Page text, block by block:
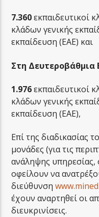
7.360εκπαιδευτικοί
κλάδων γενικής
εκπαίδευση (ΕΑΕ) και
Στη Δευτεροβάθμια
1.976εκπαιδευτικοί
κλάδων γενικής
εκπαίδευση (ΕΑΕ),
Επί της διαδικασίας
μονάδες (για τις
ανάληψης
οφείλουν να
διεύθυνση
έχουν αναρτηθεί οι
διευκρινίσεις.